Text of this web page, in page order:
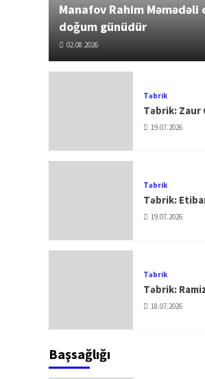
Manafov Rahim Məmədəli
doğum günüdür
02.08.2026
Təbrik
Təbrik: Zaur
19.07.2026
Təbrik
Təbrik:
19.07.2026
Təbrik
Təbrik:
18.07.2026
Başsağlığı